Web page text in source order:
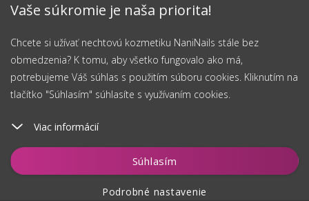
Vaše súkromie je naša priorita!
Chcete si užívať nechtovú kozmetiku NaniNails stále bez
obmedzenia? K tomu, aby všetko fungovalo ako má,
potrebujeme Váš súhlas s použitím súboru cookies. Kliknutím na
tlačítko "Súhlasím" súhlasíte s využívaním cookies.
Viac informácií
Súhlasím
Podrobné nastavenie
Vložiť do košíka